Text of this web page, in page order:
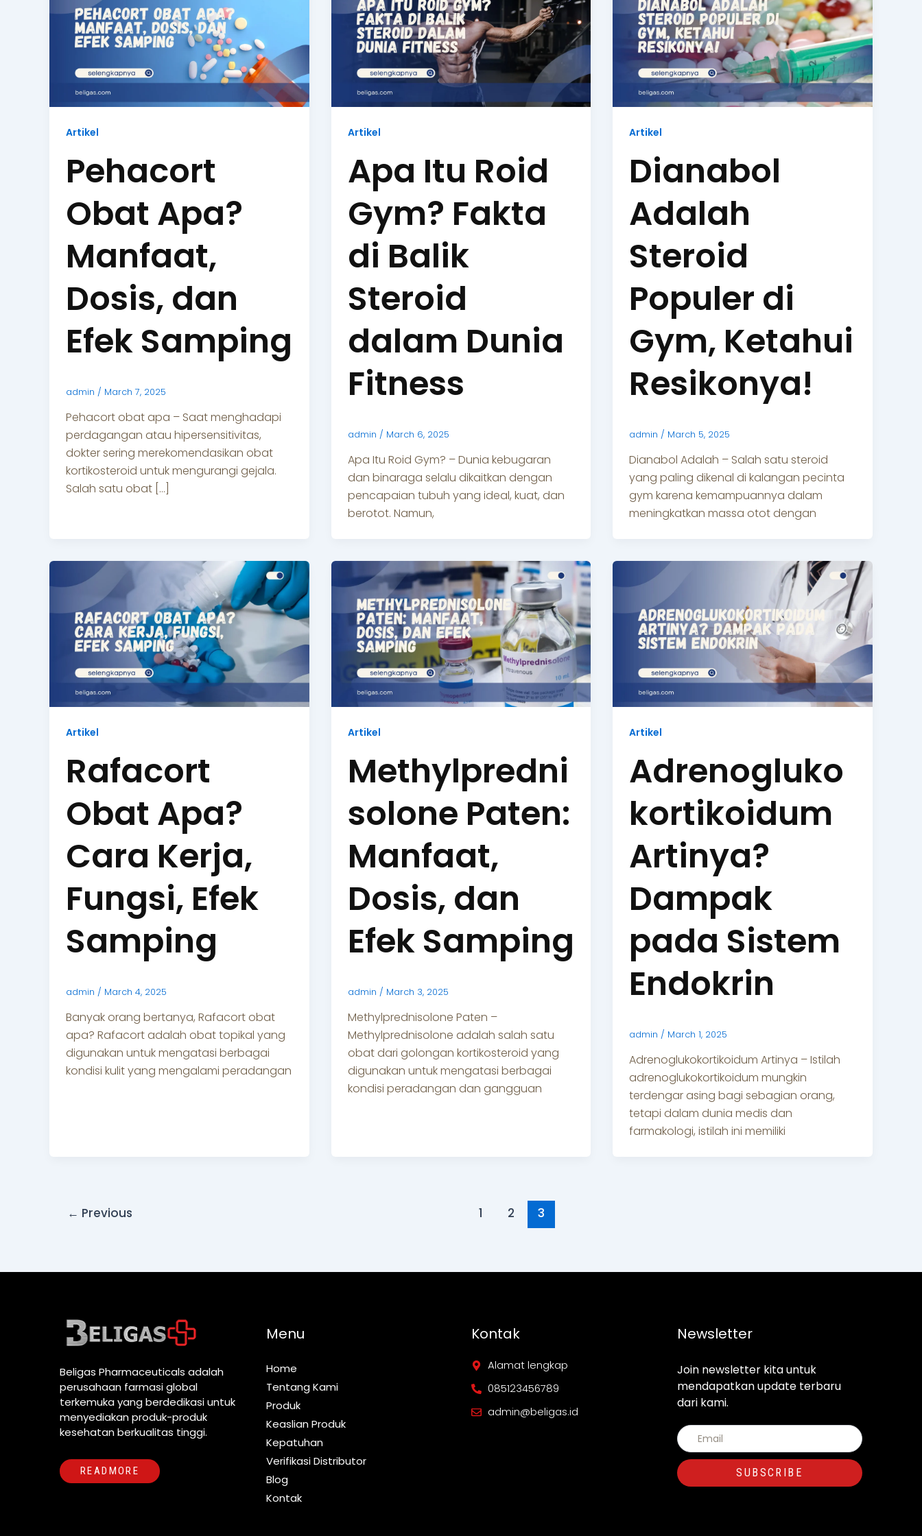
Artikel
Pehacort
Obat Apa?
Manfaat,
Dosis, dan
Efek Samping
admin / March 7, 2025
Pehacort obat apa – Saat menghadapi
perdagangan atau hipersensitivitas,
dokter sering merekomendasikan obat
kortikosteroid untuk mengurangi gejala.
Salah satu obat […]
Artikel
Apa Itu Roid
Gym? Fakta
di Balik
Steroid
dalam Dunia
Fitness
admin / March 6, 2025
Apa Itu Roid Gym? – Dunia kebugaran
dan binaraga selalu dikaitkan dengan
pencapaian tubuh yang ideal, kuat, dan
berotot. Namun,
Artikel
Dianabol
Adalah
Steroid
Populer di
Gym, Ketahui
Resikonya!
admin / March 5, 2025
Dianabol Adalah – Salah satu steroid
yang paling dikenal di kalangan pecinta
gym karena kemampuannya dalam
meningkatkan massa otot dengan
Artikel
Rafacort
Obat Apa?
Cara Kerja,
Fungsi, Efek
Samping
admin / March 4, 2025
Banyak orang bertanya, Rafacort obat
apa? Rafacort adalah obat topikal yang
digunakan untuk mengatasi berbagai
kondisi kulit yang mengalami peradangan
Artikel
Methylpredni
solone Paten:
Manfaat,
Dosis, dan
Efek Samping
admin / March 3, 2025
Methylprednisolone Paten –
Methylprednisolone adalah salah satu
obat dari golongan kortikosteroid yang
digunakan untuk mengatasi berbagai
kondisi peradangan dan gangguan
Artikel
Adrenogluko
kortikoidum
Artinya?
Dampak
pada Sistem
Endokrin
admin / March 1, 2025
Adrenoglukokortikoidum Artinya – Istilah
adrenoglukokortikoidum mungkin
terdengar asing bagi sebagian orang,
tetapi dalam dunia medis dan
farmakologi, istilah ini memiliki
← Previous 1 2 3
Beligas Pharmaceuticals adalah
perusahaan farmasi global
terkemuka yang berdedikasi untuk
menyediakan produk-produk
kesehatan berkualitas tinggi.
READMORE
Menu
Home
Tentang Kami
Produk
Keaslian Produk
Kepatuhan
Verifikasi Distributor
Blog
Kontak
Kontak
Alamat lengkap
085123456789
admin@beligas.id
Newsletter
Join newsletter kita untuk
mendapatkan update terbaru
dari kami.
SUBSCRIBE